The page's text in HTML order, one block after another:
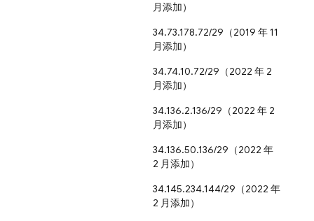
月添加）
34.73.178.72/29（2019 年 11
月添加）
34.74.10.72/29（2022 年 2
月添加）
34.136.2.136/29（2022 年 2
月添加）
34.136.50.136/29（2022 年
2 月添加）
34.145.234.144/29（2022 年
2 月添加）